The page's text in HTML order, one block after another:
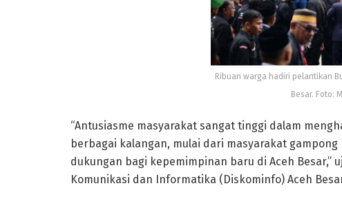
Ribuan warga hadiri pelantikan
Besar. Foto:
“Antusiasme masyarakat sangat tinggi dalam
berbagai kalangan, mulai dari masyarakat
dukungan bagi kepemimpinan baru di Aceh Besar,”
Komunikasi dan Informatika (Diskominfo) Aceh